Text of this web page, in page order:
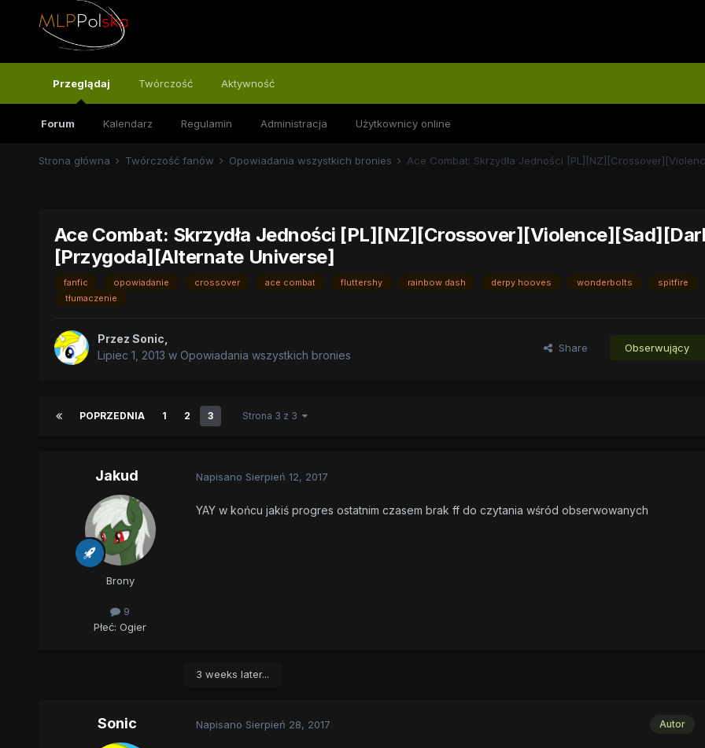
Przeglądaj
Forum Kalendarz Regulamin Administracja Użytkownicy online
Twórczość Aktywność
Strona główna Twórczość fanów Opowiadania wszystkich bronies
Ace Combat: Skrzydła Jedności
[Przygoda][Alternate Universe]
fanfic opowiadanie crossover ace combat fluttershy rainbow dash derpy hooves wonderbolts
spitfire
tłumaczenie
Przez Sonic
Lipiec 1, 2013 w Opowiadania wszystkich bronies
Share Obserwujący
POPRZEDNIA 1 2 3 Strona 3 z 3
Jakud
Brony
9
Płeć: Ogier
Napisano Sierpień 12, 2017
YAY w końcu jakiś progres ostatnim czasem brak ff do czytania wśród obserwowanych
3 weeks later...
Sonic Autor
Napisano Sierpień 28, 2017